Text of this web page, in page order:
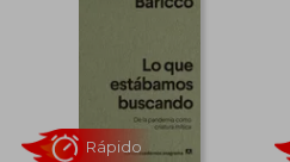
S/ 48,60